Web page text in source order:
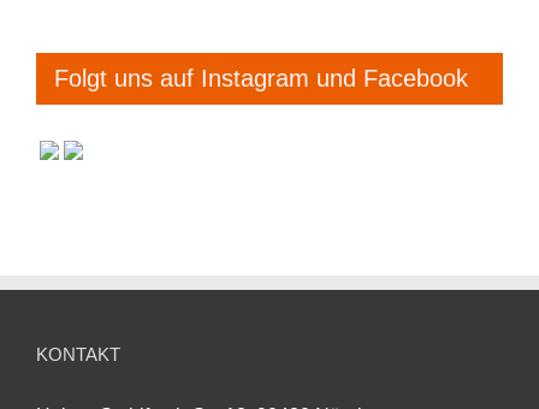
Folgt uns auf Instagram und Facebook
KONTAKT